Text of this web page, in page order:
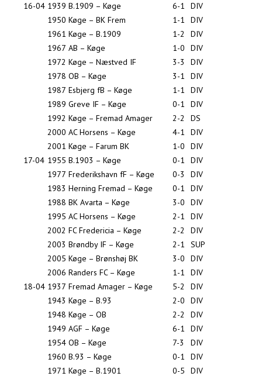
16-04 1939 B.1909 – Køge 6-1
DIV
1950 Køge – BK Frem 1-1
DIV
1961 Køge – B.1909 1-2
DIV
1967 AB – Køge 1-0
DIV
1972 Køge – Næstved IF 3-3
DIV
1978 OB – Køge 3-1
DIV
1987 Esbjerg fB – Køge 1-1
DIV
1989 Greve IF – Køge 0-1
DIV
1992 Køge – Fremad Amager 2-2
DS
2000 AC Horsens – Køge 4-1
DIV
2001 Køge – Farum BK 1-0
DIV
17-04 1955 B.1903 – Køge 0-1
DIV
1977 Frederikshavn fF – Køge 0-3
DIV
1983 Herning Fremad – Køge 0-1
DIV
1988 BK Avarta – Køge 3-0
DIV
1995 AC Horsens – Køge 2-1
DIV
2002 FC Fredericia – Køge 2-2
DIV
2003 Brøndby IF – Køge 2-1
SUP
2005 Køge – Brønshøj BK 3-0
DIV
2006 Randers FC – Køge 1-1
DIV
18-04 1937 Fremad Amager – Køge 5-2
DIV
1943 Køge – B.93 2-0
DIV
1948 Køge – OB 2-2
DIV
1949 AGF – Køge 6-1
DIV
1954 OB – Køge 7-3
DIV
1960 B.93 – Køge 0-1
DIV
1971 Køge – B.1901 0-5
DIV